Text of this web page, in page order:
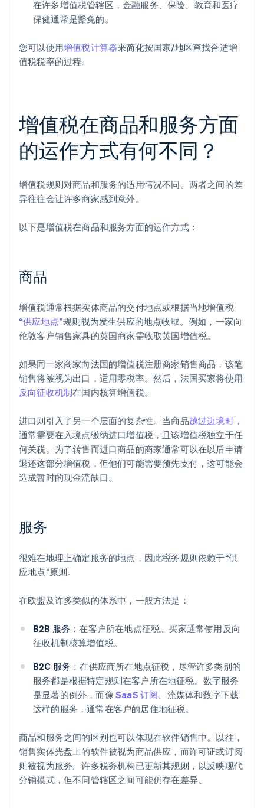
在许多增值税管辖区，金融服务、保险、教育和医疗
保健通常是豁免的。
您可以使用增值税计算器来简化按国家/地区查找合适增
值税税率的过程。
增值税在商品和服务方面
的运作方式有何不同？
增值税规则对商品和服务的适用情况不同。两者之间的差
异往往会让许多商家感到意外。
以下是增值税在商品和服务方面的运作方式：
商品
增值税通常根据实体商品的交付地点或根据当地增值税
“供应地点”规则视为发生供应的地点收取。例如，一家向
伦敦客户销售家具的英国商家需收取英国增值税。
如果同一家商家向法国的增值税注册商家销售商品，该笔
销售将被视为出口，适用零税率。然后，法国买家将使用
反向征收机制在国内核算增值税。
进口则引入了另一个层面的复杂性。当商品越过边境时，
通常需要在入境点缴纳进口增值税，且该增值税独立于任
何关税。为了转售而进口商品的商家通常可以在以后申请
退还这部分增值税，但他们可能需要预先支付，这可能会
造成暂时的现金流缺口。
服务
很难在地理上确定服务的地点，因此税务规则依赖于“供
应地点”原则。
在欧盟及许多类似的体系中，一般方法是：
B2B 服务 ：在客户所在地点征税。买家通常使用反向
征收机制核算增值税。
B2C 服务 ：在供应商所在地点征税，尽管许多类别的
服务都是根据特定规则在客户所在地征税。数字服务
是显著的例外，而像 SaaS 订阅、流媒体和数字下载
这样的服务，通常在客户的居住地征税。
商品和服务之间的区别也可以体现在软件销售中。以往，
销售实体光盘上的软件被视为商品供应，而许可证或订阅
则被视为服务。许多税务机构已更新其规则，以反映现代
分销模式，但不同管辖区之间可能仍存在差异。